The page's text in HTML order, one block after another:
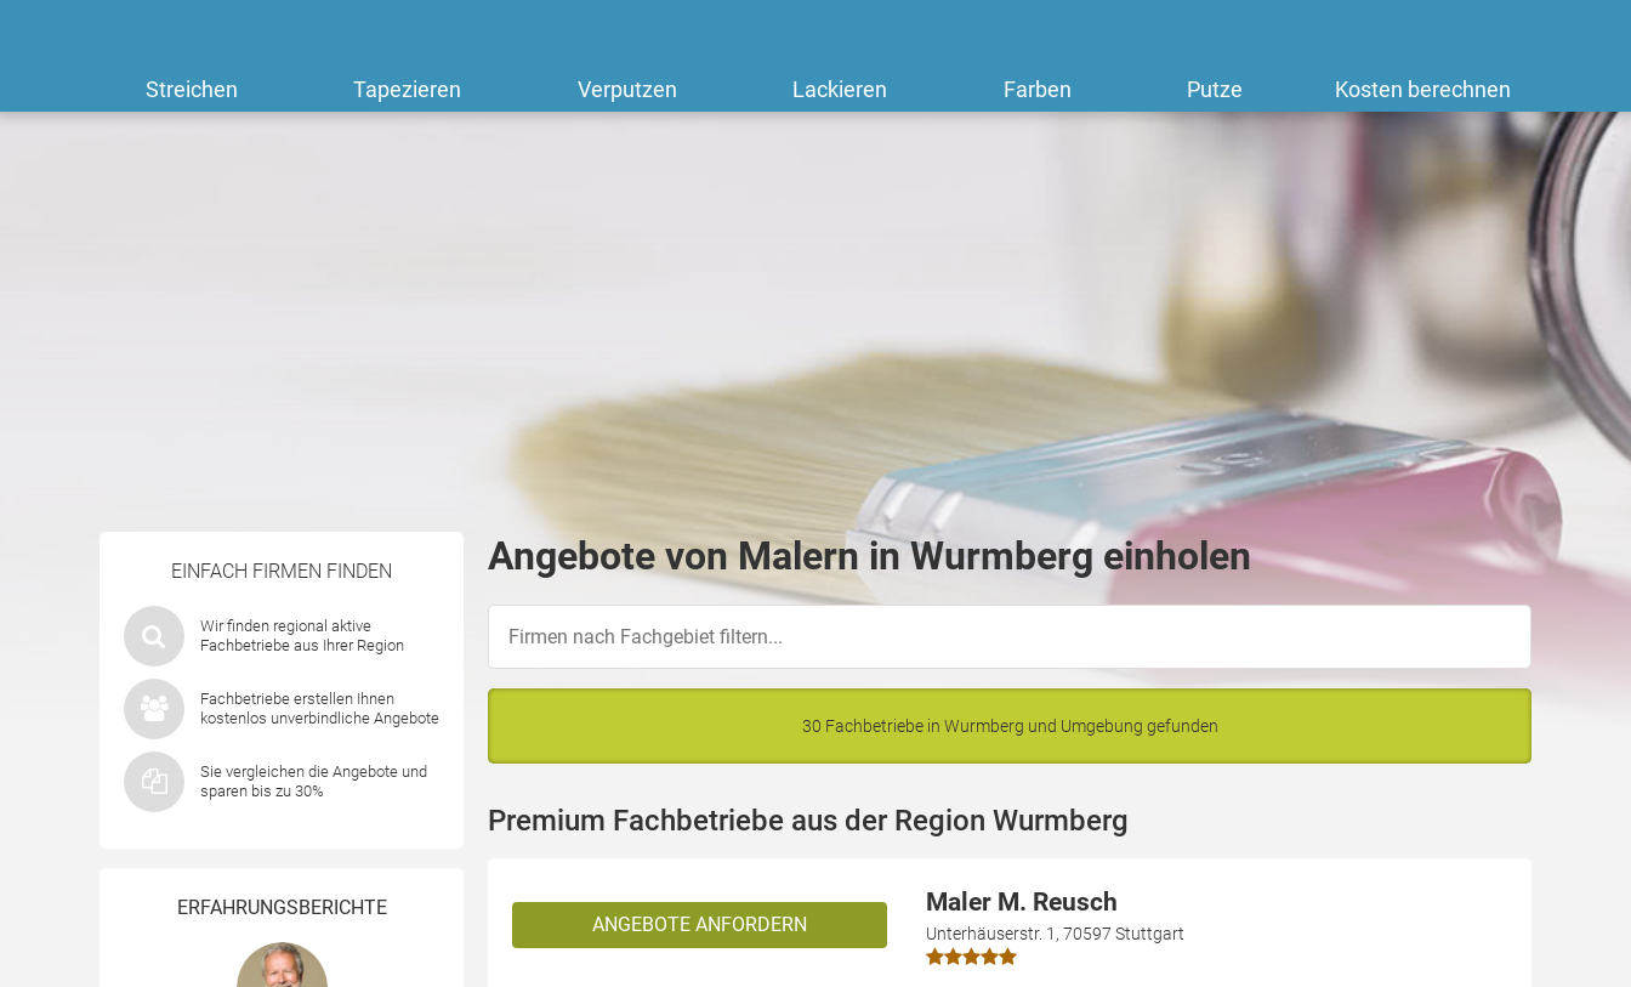
Streichen Tapezieren Verputzen Lackieren Farben Putze Kosten berechnen
EINFACH FIRMEN FINDEN
Wir finden regional aktive
Fachbetriebe aus Ihrer Region
Fachbetriebe erstellen Ihnen
kostenlos unverbindliche Angebote
Sie vergleichen die Angebote und
sparen bis zu 30%
ERFAHRUNGSBERICHTE
Angebote von Malern in Wurmberg einholen
30 Fachbetriebe in Wurmberg und Umgebung gefunden
Premium Fachbetriebe aus der Region Wurmberg
ANGEBOTE ANFORDERN
Maler M. Reusch
Unterhäuserstr. 1, 70597 Stuttgart